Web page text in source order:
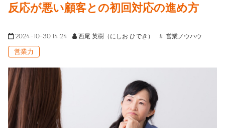
資料ダウンロード
反応が悪い顧客との初回対応の進め方
2024-10-30 14:24 西尾 英樹（にしお ひでき） 営業ノウハウ
営業力